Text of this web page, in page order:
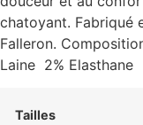
chatoyant. Fabriqué
Falleron.
Laine 2% Elasthane
Tailles